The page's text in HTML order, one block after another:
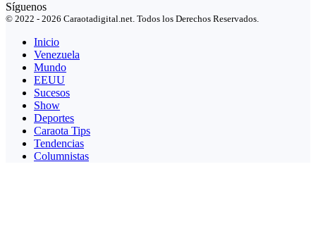
Síguenos
© 2022 - 2026 Caraotadigital.net. Todos los Derechos Reservados.
Inicio
Venezuela
Mundo
EEUU
Sucesos
Show
Deportes
Caraota Tips
Tendencias
Columnistas